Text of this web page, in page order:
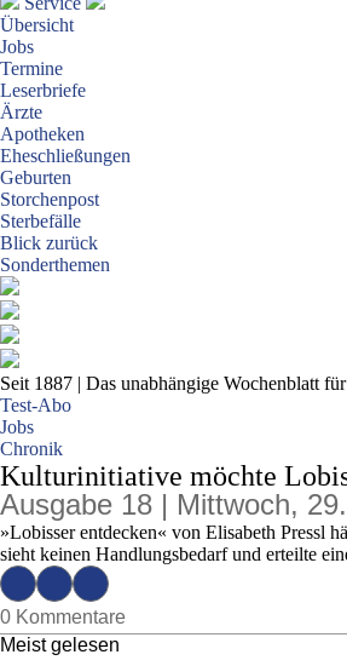
Übersicht
Jobs
Termine
Leserbriefe
Ärzte
Apotheken
Eheschließungen
Geburten
Storchenpost
Sterbefälle
Blick zurück
Sonderthemen
Seit 1887 | Das unabhängige Wochenblatt
Test-Abo
Jobs
Chronik
Kulturinitiative möchte
Ausgabe 18 | Mittwoch,
»Lobisser entdecken« von Elisabeth Pressl
sieht keinen Handlungsbedarf und erteilte
0 Kommentare
Meist gelesen